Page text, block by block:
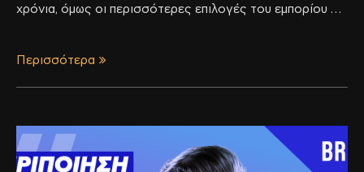
χρόνια, όμως οι περισσότερες επιλογές του εμπορίου …
Περισσότερα